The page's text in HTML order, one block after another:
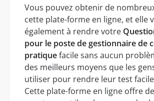
Vous pouvez obtenir de
cette plate-forme en ligne, et elle
également à rendre votre
pour le poste de gestionnaire de
pratiquefacile sans aucun
des meilleurs moyens que les
utiliser pour rendre leur test
Cette plate-forme en ligne offre